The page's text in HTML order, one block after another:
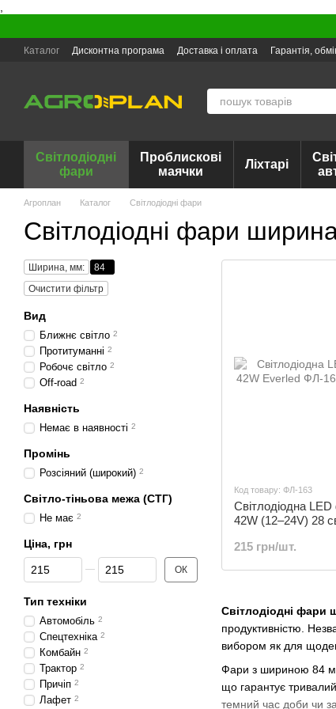
Каталог Дисконтна програма Доставка і оплата Гарантія,
Світлодіодні
фари
Проблискові
маячки
Ліхтарі
Агроплан Каталог Світлодіодні фари
Світлодіодні фари
Світлодіодні
продуктивністю.
вибором як для
Фари з шириною 84 мм
що гарантує
темний час доби чи
Код товару: ФЛ-163
Світлодіодна
42W (12–24V) 28
215 грн/шт.
Ширина, мм:
84
Очистити фільтр
Вид
Ближнє світло 2
Протитуманні 2
Робочє світло 2
Off-road 2
Наявність
Немає в наявності 2
Промінь
Розсіяний (широкий) 2
Світло-тіньова межа (СТГ)
Не має 2
Ціна, грн
Від Ціна, грн
До Ціна, грн ОК
Тип техніки
Автомобіль 2
Спецтехніка 2
Комбайн 2
Трактор 2
Причіп 2
Лафет 2